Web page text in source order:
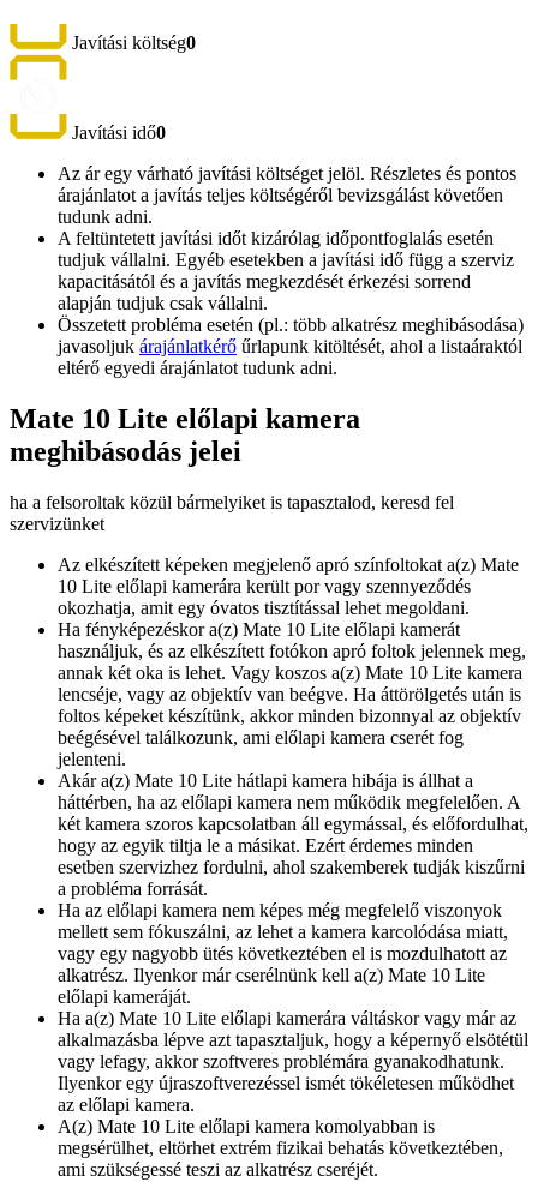
Javítási költség0
Javítási idő0
Az ár egy várható javítási költséget jelöl. Részletes és pontos
árajánlatot a javítás teljes költségéről bevizsgálást követően
tudunk adni.
A feltüntetett javítási időt kizárólag időpontfoglalás esetén
tudjuk vállalni. Egyéb esetekben a javítási idő függ a szerviz
kapacitásától és a javítás megkezdését érkezési sorrend
alapján tudjuk csak vállalni.
Összetett probléma esetén (pl.: több alkatrész meghibásodása)
javasoljuk árajánlatkérő űrlapunk kitöltését, ahol a listaáraktól
eltérő egyedi árajánlatot tudunk adni.
Mate 10 Lite előlapi kamera
meghibásodás jelei
ha a felsoroltak közül bármelyiket is tapasztalod, keresd fel
szervizünket
Az elkészített képeken megjelenő apró színfoltokat a(z) Mate
10 Lite előlapi kamerára került por vagy szennyeződés
okozhatja, amit egy óvatos tisztítással lehet megoldani.
Ha fényképezéskor a(z) Mate 10 Lite előlapi kamerát
használjuk, és az elkészített fotókon apró foltok jelennek meg,
annak két oka is lehet. Vagy koszos a(z) Mate 10 Lite kamera
lencséje, vagy az objektív van beégve. Ha áttörölgetés után is
foltos képeket készítünk, akkor minden bizonnyal az objektív
beégésével találkozunk, ami előlapi kamera cserét fog
jelenteni.
Akár a(z) Mate 10 Lite hátlapi kamera hibája is állhat a
háttérben, ha az előlapi kamera nem működik megfelelően. A
két kamera szoros kapcsolatban áll egymással, és előfordulhat,
hogy az egyik tiltja le a másikat. Ezért érdemes minden
esetben szervizhez fordulni, ahol szakemberek tudják kiszűrni
a probléma forrását.
Ha az előlapi kamera nem képes még megfelelő viszonyok
mellett sem fókuszálni, az lehet a kamera karcolódása miatt,
vagy egy nagyobb ütés következtében el is mozdulhatott az
alkatrész. Ilyenkor már cserélnünk kell a(z) Mate 10 Lite
előlapi kameráját.
Ha a(z) Mate 10 Lite előlapi kamerára váltáskor vagy már az
alkalmazásba lépve azt tapasztaljuk, hogy a képernyő elsötétül
vagy lefagy, akkor szoftveres problémára gyanakodhatunk.
Ilyenkor egy újraszoftverezéssel ismét tökéletesen működhet
az előlapi kamera.
A(z) Mate 10 Lite előlapi kamera komolyabban is
megsérülhet, eltörhet extrém fizikai behatás következtében,
ami szükségessé teszi az alkatrész cseréjét.